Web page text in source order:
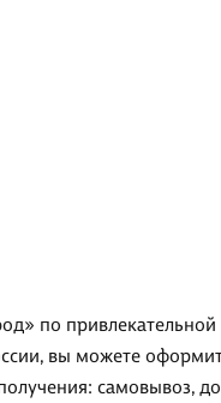
по
вы можете
самовывоз,